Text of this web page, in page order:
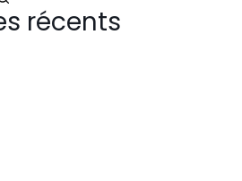
récents